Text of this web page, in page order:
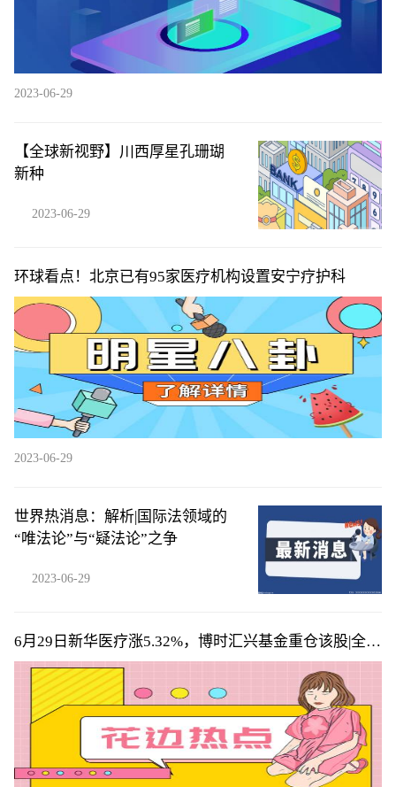
2023-06-29
【全球新视野】川西厚星孔珊瑚
新种
2023-06-29
环球看点！北京已有95家医疗机构设置安宁疗护科
2023-06-29
世界热消息：解析|国际法领域的
“唯法论”与“疑法论”之争
2023-06-29
6月29日新华医疗涨5.32%，博时汇兴基金重仓该股|全球
热闻